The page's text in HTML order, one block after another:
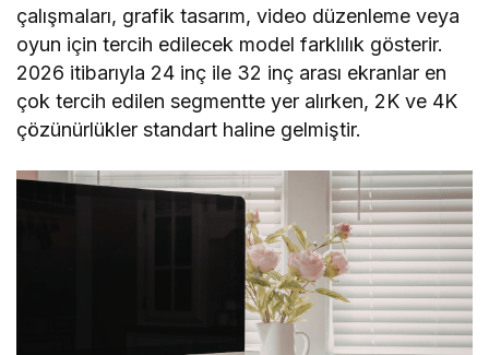
çalışmaları, grafik tasarım, video düzenleme veya
oyun için tercih edilecek model farklılık gösterir.
2026 itibarıyla 24 inç ile 32 inç arası ekranlar en
çok tercih edilen segmentte yer alırken, 2K ve 4K
çözünürlükler standart haline gelmiştir.